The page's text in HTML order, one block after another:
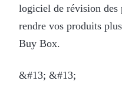
logiciel de révision des
rendre vos produits
Buy Box.
&#13; &#13;